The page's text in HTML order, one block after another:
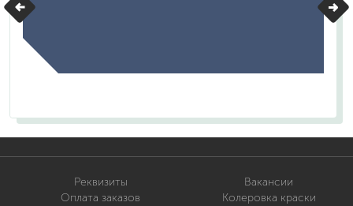
Реквизиты
Оплата заказов
Вакансии
Колеровка краски